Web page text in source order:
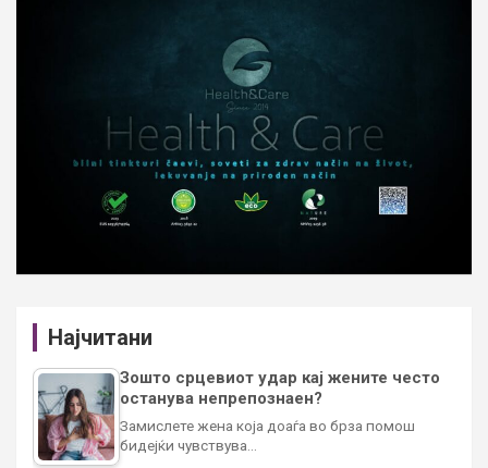
Најчитани
Зошто срцевиот удар кај жените често
останува непрепознаен?
Замислете жена која доаѓа во брза помош
бидејќи чувствува…